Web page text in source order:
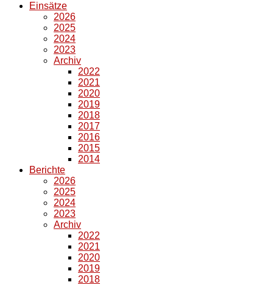
Einsätze
2026
2025
2024
2023
Archiv
2022
2021
2020
2019
2018
2017
2016
2015
2014
Berichte
2026
2025
2024
2023
Archiv
2022
2021
2020
2019
2018